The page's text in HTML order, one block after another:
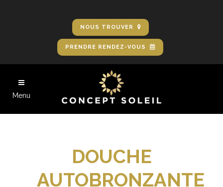
NOUS TROUVER
PRENDRE RENDEZ-VOUS
Menu
DOUCHE
AUTOBRONZANTE